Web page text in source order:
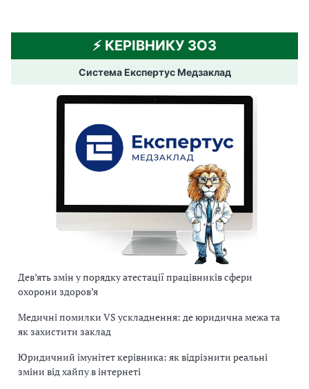
⚡️ КЕРІВНИКУ ЗОЗ
Система Експертус Медзаклад
Дев’ять змін у порядку атестації працівників сфери
охорони здоров’я
Медичні помилки VS ускладнення: де юридична межа та
як захистити заклад
Юридичний імунітет керівника: як відрізнити реальні
зміни від хайпу в інтернеті